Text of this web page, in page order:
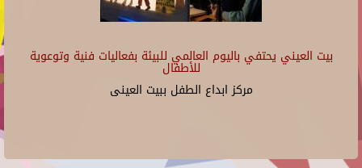
بيت العيني يحتفي باليوم العالمي للبيئة بفعاليات فنية وتوعوية
للأطفال
مركز ابداع الطفل ببيت العينى